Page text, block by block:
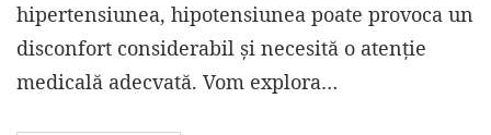
hipertensiunea, hipotensiunea poate provoca un
disconfort considerabil și necesită o atenție
medicală adecvată. Vom explora…